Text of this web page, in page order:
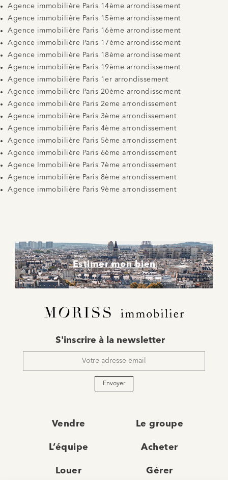
Agence immobilière Paris 14ème arrondissement
Agence immobilière Paris 15ème arrondissement
Agence immobilière Paris 16ème arrondissement
Agence immobilière Paris 17ème arrondissement
Agence immobilière Paris 18ème arrondissement
Agence immobilière Paris 19ème arrondissement
Agence immobilière Paris 1er arrondissement
Agence immobilière Paris 20ème arrondissement
Agence immobilière Paris 2eme arrondissement
Agence immobilière Paris 3ème arrondissement
Agence immobilière Paris 4ème arrondissement
Agence immobilière Paris 5ème arrondissement
Agence immobilière Paris 6ème arrondissement
Agence Immobilière Paris 7ème arrondissement
Agence immobilière Paris 8ème arrondissement
Agence immobilière Paris 9ème arrondissement
Estimer mon bien
mail
S'inscrire à la newsletter
Envoyer
Vendre Le groupe
L’équipe Acheter
Louer Gérer